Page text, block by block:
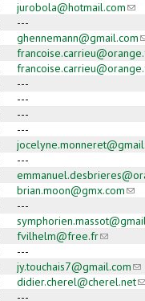
jurobola@hotmail.com
---
ghennemann@gmail.com
---
---
---
---
---
brian.moon@gmx.com
---
fvilhelm@free.fr(link
---
jy.touchais7@gmail.com
didier.cherel@cherel.net
---